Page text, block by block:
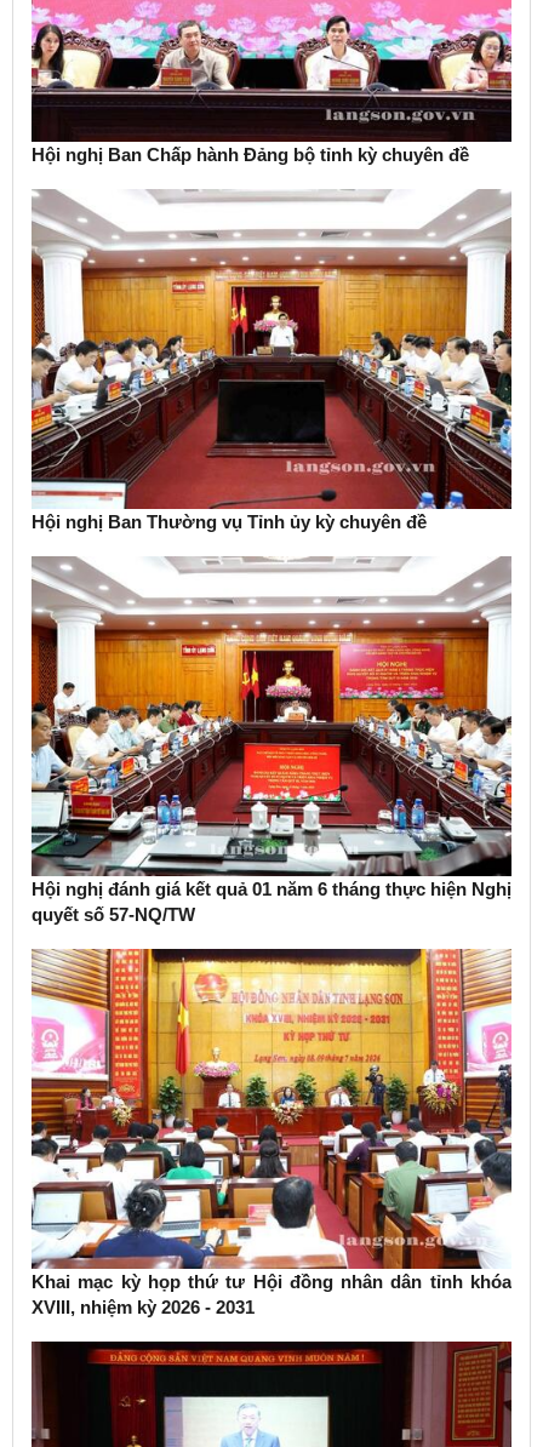
Hội nghị Ban Chấp hành Đảng bộ tỉnh kỳ chuyên đề
Hội nghị Ban Thường vụ Tỉnh ủy kỳ chuyên đề
Hội nghị đánh giá kết quả 01 năm 6 tháng thực hiện Nghị
quyết số 57-NQ/TW
Khai mạc kỳ họp thứ tư Hội đồng nhân dân tỉnh khóa
XVIII, nhiệm kỳ 2026 - 2031